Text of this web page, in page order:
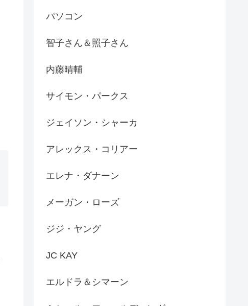
パソコン
智子さん＆照子さん
内藤晴輔
サイモン・パークス
ジェイソン・シャーカ
アレックス・コリアー
エレナ・ダナーン
メーガン・ローズ
ジジ・ヤング
JC KAY
エルドラ＆シマーン